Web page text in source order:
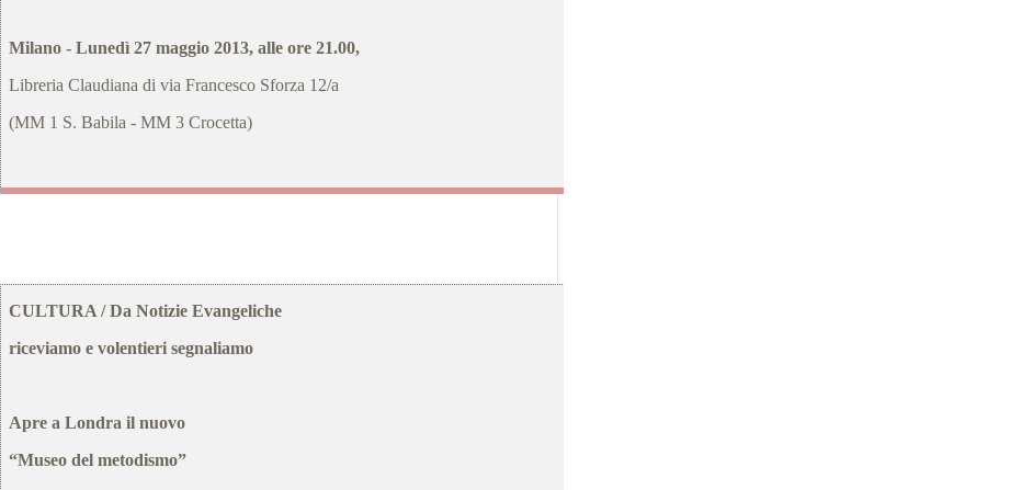
Milano - Lunedì 27 maggio 2013, alle ore 21.00,
Libreria Claudiana di via Francesco Sforza 12/a
(MM 1 S. Babila - MM 3 Crocetta)
CULTURA / Da Notizie Evangeliche
riceviamo e volentieri segnaliamo
Apre a Londra il nuovo
“Museo del metodismo”